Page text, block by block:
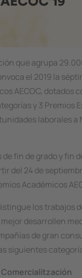
que agrupa
el 2019 la
AECOC, dotados
y 3 Premios
laborales a
de fin de grado y fin
del 24 de
Académicos
los trabajos
desarrollen
de gran
siguientes